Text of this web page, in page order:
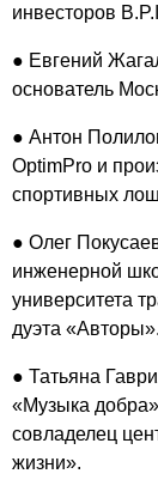
инвесторов
● Евгений
основатель
● Антон
OptimPro и
спортивных
● Олег
инженерной
университета
дуэта «Авторы».
● Татьяна
«Музыка
совладелец
жизни».